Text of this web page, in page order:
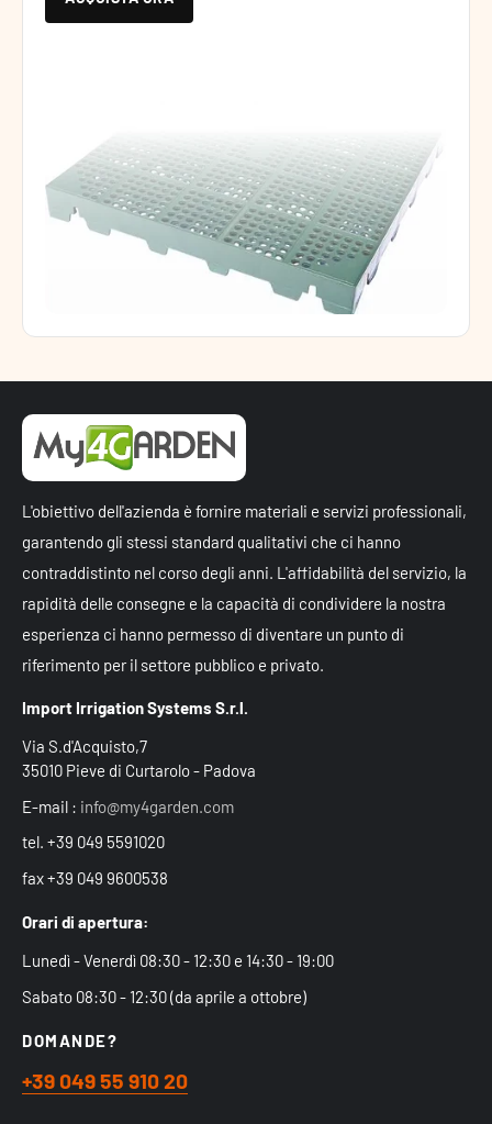
L'obiettivo dell'azienda è fornire materiali e servizi professionali,
garantendo gli stessi standard qualitativi che ci hanno
contraddistinto nel corso degli anni. L'affidabilità del servizio, la
rapidità delle consegne e la capacità di condividere la nostra
esperienza ci hanno permesso di diventare un punto di
riferimento per il settore pubblico e privato.
Import Irrigation Systems S.r.l.
Via S.d'Acquisto,7
35010 Pieve di Curtarolo - Padova
E-mail : info@my4garden.com
tel. +39 049 5591020
fax +39 049 9600538
Orari di apertura:
Lunedì - Venerdì 08:30 - 12:30 e 14:30 - 19:00
Sabato 08:30 - 12:30 (da aprile a ottobre)
DOMANDE?
+39 049 55 910 20